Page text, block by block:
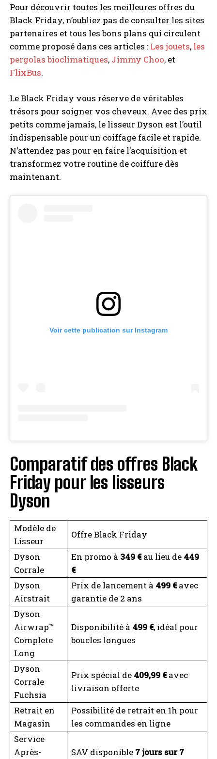
Pour découvrir toutes les meilleures offres du
Black Friday, n’oubliez pas de consulter les sites
partenaires et tous les bons plans qui circulent
comme proposé dans ces articles : Les jouets, les
pergolas bioclimatiques, Jimmy Choo, et
FlixBus.
Le Black Friday vous réserve de véritables
trésors pour soigner vos cheveux. Avec des prix
petits comme jamais, le lisseur Dyson est l’outil
indispensable pour un coiffage facile et rapide.
N’attendez pas pour en faire l’acquisition et
transformez votre routine de coiffure dès
maintenant.
Voir cette publication sur Instagram
Comparatif des offres Black
Friday pour les lisseurs
Dyson
Modèle de
Lisseur
Offre Black Friday
Dyson
Corrale
En promo à 349 €au lieu de 449
€
Dyson
Airstrait
Prix de lancement à 499 €avec
garantie de 2 ans
Dyson
Airwrap™
Complete
Long
Disponibilité à 499 €, idéal pour
boucles longues
Dyson
Corrale
Fuchsia
Prix spécial de 409,99 €avec
livraison offerte
Retrait en
Magasin
Possibilité de retrait en 1h pour
les commandes en ligne
Service
Après-
SAV disponible 7 jours sur 7